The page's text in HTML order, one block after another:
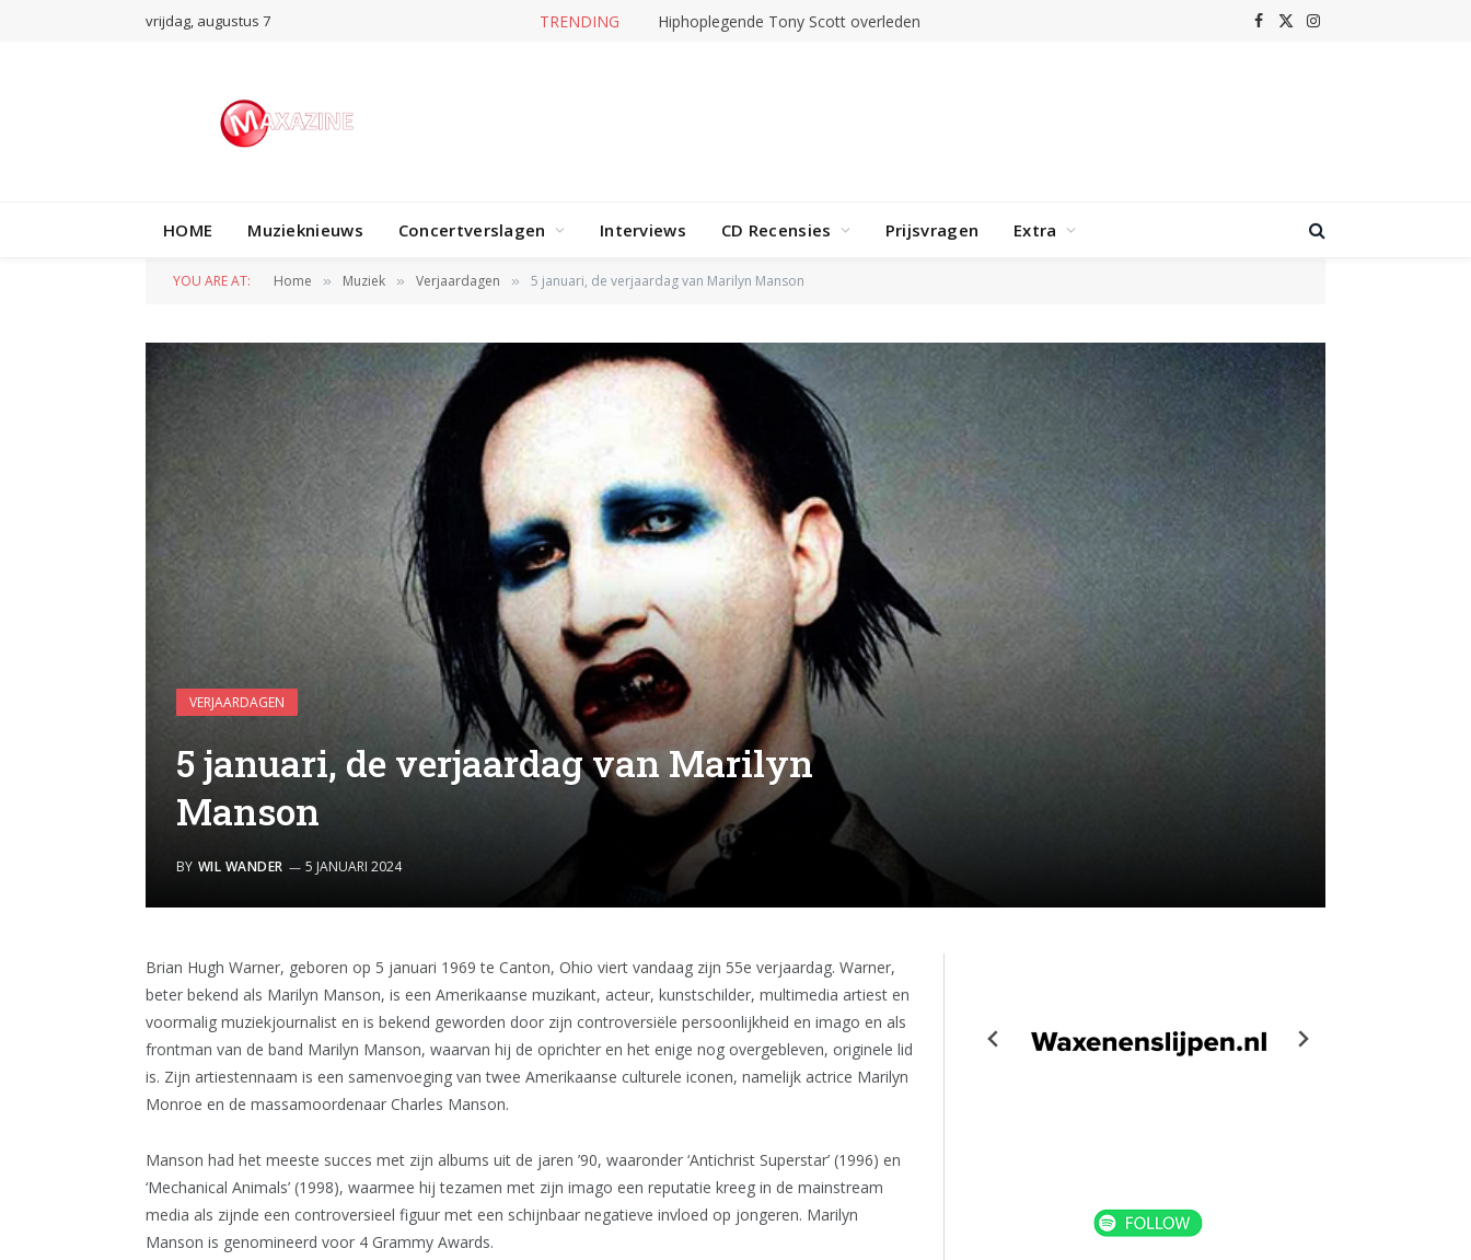
vrijdag, augustus 7 TRENDING Hiphoplegende Tony Scott overleden Facebook
X
Instagram
HOME Muzieknieuws Concertverslagen Interviews CD Recensies Prijsvragen Extra
YOU ARE AT: Home » Muziek » Verjaardagen » 5 januari, de verjaardag van Marilyn Manson
VERJAARDAGEN
5 januari, de verjaardag van Marilyn
Manson
BY WIL WANDER 5 JANUARI 2024
Brian Hugh Warner, geboren op 5 januari 1969 te Canton, Ohio viert vandaag zijn 55e verjaardag. Warner,
beter bekend als Marilyn Manson, is een Amerikaanse muzikant, acteur, kunstschilder, multimedia artiest en
voormalig muziekjournalist en is bekend geworden door zijn controversiële persoonlijkheid en imago en als
frontman van de band Marilyn Manson, waarvan hij de oprichter en het enige nog overgebleven, originele lid
is. Zijn artiestennaam is een samenvoeging van twee Amerikaanse culturele iconen, namelijk actrice Marilyn
Monroe en de massamoordenaar Charles Manson.
Manson had het meeste succes met zijn albums uit de jaren ’90, waaronder ‘Antichrist Superstar’ (1996) en
‘Mechanical Animals’ (1998), waarmee hij tezamen met zijn imago een reputatie kreeg in de mainstream
media als zijnde een controversieel figuur met een schijnbaar negatieve invloed op jongeren. Marilyn
Manson is genomineerd voor 4 Grammy Awards.